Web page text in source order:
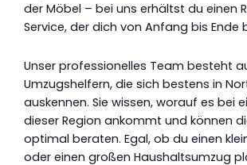
der Möbel – bei uns erhältst du einen
Service, der dich von Anfang bis Ende
Unser professionelles Team besteht
Umzugshelfern, die sich bestens in
auskennen. Sie wissen, worauf es bei
dieser Region ankommt und können
optimal beraten. Egal, ob du einen
oder einen großen Haushaltsumzug